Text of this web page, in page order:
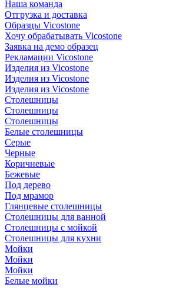
Наша команда
Отгрузка и доставка
Образцы Vicostone
Хочу обрабатывать Vicostone
Заявка на демо образец
Рекламации Vicostone
Изделия из Vicostone
Изделия из Vicostone
Изделия из Vicostone
Столешницы
Столешницы
Столешницы
Белые столешницы
Серые
Черные
Коричневые
Бежевые
Под дерево
Под мрамор
Глянцевые столешницы
Столешницы для ванной
Столешницы с мойкой
Столешницы для кухни
Мойки
Мойки
Мойки
Белые мойки